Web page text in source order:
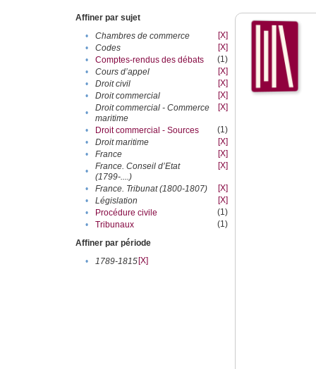
Affiner par sujet
•
Chambres de commerce
[X]
•
Codes
[X]
•
Comptes-rendus des débats
(1)
•
Cours d’appel
[X]
•
Droit civil
[X]
•
Droit commercial
[X]
•
Droit commercial - Commerce
maritime
[X]
• Droit commercial - Sources
(1)
•
Droit maritime
[X]
•
France
[X]
•
France. Conseil d’Etat
(1799-....)
[X]
• France. Tribunat (1800-1807)
[X]
•
Législation
[X]
•
Procédure civile
(1)
•
Tribunaux
(1)
Affiner par période
•
1789-1815[X]